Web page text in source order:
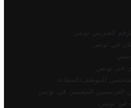
الضريبي تونس
في تونس
في تونس
للموظف/المتقاعد
الفرنسيين المقيمين في تونس
في تونس